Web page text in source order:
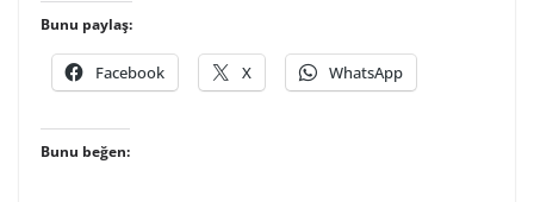
Bunu paylaş:
Facebook X WhatsApp
Bunu beğen: